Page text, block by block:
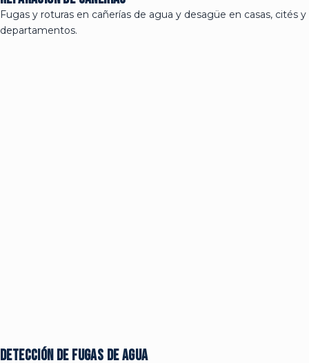
Fugas y roturas en cañerías de agua y desagüe en casas, cités y
departamentos.
Detección de fugas de agua